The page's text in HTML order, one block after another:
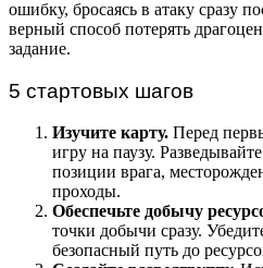
ошибку, бросаясь в атаку сразу
верный способ потерять
задание.
5 стартовых шагов
Изучите карту. Перед
игру на паузу.
позиции врага,
проходы.
Обеспечьте добычу
точки добычи сразу.
безопасный путь до